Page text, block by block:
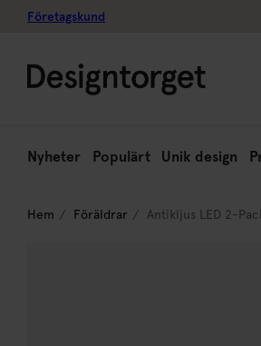
Företagskund
Nyheter Populärt Unik design
Hem Föräldrar Antikljus LED 2-